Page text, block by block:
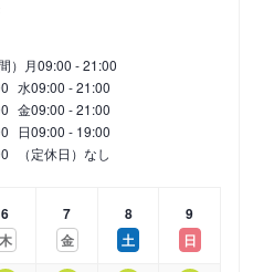
） 月09:00 - 21:00
水09:00 - 21:00
金09:00 - 21:00
日09:00 - 19:00
（定休日）なし
6
木
7
金
8
土
9
日